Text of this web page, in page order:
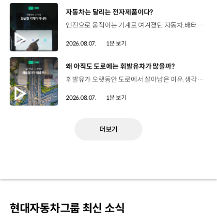
[동영상]
자동차는 달리는 전자제품이다?
엔진으로 움직이는 기계로 여겨졌던 자동차.배터리와 소프트웨어를 통해 어떻게 바뀌고 있을까요? 현대진행형 팟캐스트 EP.21에서 확인하세요.📻 #현대자동차그룹 #현대진행형 #모빌리티팟캐스트 #SDV #전기차 #연료 #미래모빌리티 #모빌리티
2026.08.07. 1분 보기
[동영상]
왜 아직도 도로에는 휘발유차가 많을까?
휘발유가 오랫동안 도로에서 살아남은 이유.생각보다 강력한 장점이 있었습니다. 현대진행형 팟캐스트 EP.21에서 확인하세요.📻 #현대자동차그룹 #현대진행형 #모빌리티팟캐스트 #휘발유 #내연기관 #연료 #미래모빌리티 #모빌리티
2026.08.07. 1분 보기
더보기
현대자동차그룹 최신 소식